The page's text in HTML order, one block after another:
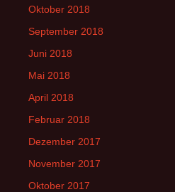
Oktober 2018
September 2018
Juni 2018
Mai 2018
April 2018
Februar 2018
Dezember 2017
November 2017
Oktober 2017